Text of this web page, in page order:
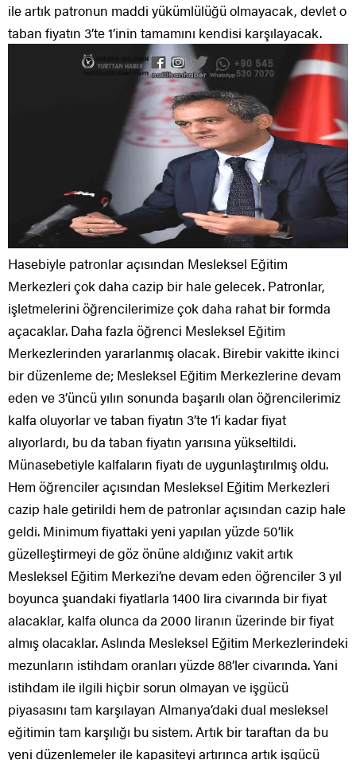
ile artık patronun maddi yükümlülüğü olmayacak, devlet o
taban fiyatın 3’te 1’inin tamamını kendisi karşılayacak.
Hasebiyle patronlar açısından Mesleksel Eğitim
Merkezleri çok daha cazip bir hale gelecek. Patronlar,
işletmelerini öğrencilerimize çok daha rahat bir formda
açacaklar. Daha fazla öğrenci Mesleksel Eğitim
Merkezlerinden yararlanmış olacak. Birebir vakitte ikinci
bir düzenleme de; Mesleksel Eğitim Merkezlerine devam
eden ve 3’üncü yılın sonunda başarılı olan öğrencilerimiz
kalfa oluyorlar ve taban fiyatın 3’te 1’i kadar fiyat
alıyorlardı, bu da taban fiyatın yarısına yükseltildi.
Münasebetiyle kalfaların fiyatı de uygunlaştırılmış oldu.
Hem öğrenciler açısından Mesleksel Eğitim Merkezleri
cazip hale getirildi hem de patronlar açısından cazip hale
geldi. Minimum fiyattaki yeni yapılan yüzde 50’lik
güzelleştirmeyi de göz önüne aldığınız vakit artık
Mesleksel Eğitim Merkezi’ne devam eden öğrenciler 3 yıl
boyunca şuandaki fiyatlarla 1400 lira civarında bir fiyat
alacaklar, kalfa olunca da 2000 liranın üzerinde bir fiyat
almış olacaklar. Aslında Mesleksel Eğitim Merkezlerindeki
mezunların istihdam oranları yüzde 88’ler civarında. Yani
istihdam ile ilgili hiçbir sorun olmayan ve işgücü
piyasasını tam karşılayan Almanya’daki dual mesleksel
eğitimin tam karşılığı bu sistem. Artık bir taraftan da bu
yeni düzenlemeler ile kapasiteyi artırınca artık işgücü